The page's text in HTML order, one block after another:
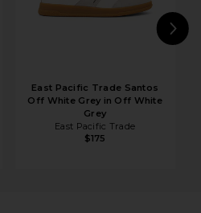
East Pacific Trade Santos
Off White Grey in Off White
Grey
East Pacific Trade
$175